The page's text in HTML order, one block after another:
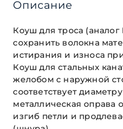
Описание
Коуш для троса (аналог
сохранить волокна
истирания и износа
Коуш для стальных
желобом с наружной
соответствует
металлическая оправа
изгиб петли и